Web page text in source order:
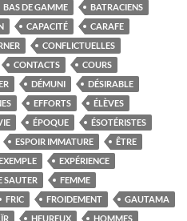
BAS DE GAMME
BATRACIENS
CAPACITÉ
CARAFE
CONFLICTUELLES
CONTACTS
COURS
DÉMUNI
DÉSIRABLE
EFFORTS
ÉLÈVES
ÉPOQUE
ÉSOTÉRISTES
ESPOIR IMMATURE
ÊTRE
EXPÉRIENCE
SAUTER
FEMME
FRIC FROIDEMENT
GAUTAMA
HEUREUX HOMMES